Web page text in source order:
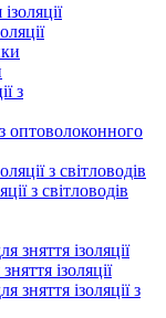
з оптоволоконного
з світловодів
ізоляції